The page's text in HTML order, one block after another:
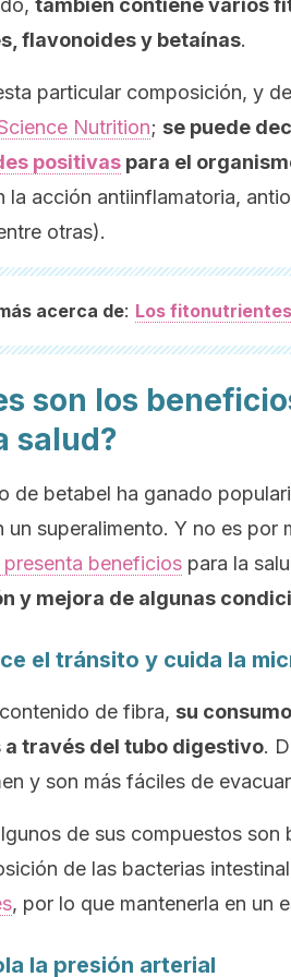
también contiene varios
flavonoides y betaínas.
particular composición, y
Nutrition; se puede
positivas para el
la acción antiinflamatoria,
otras).
acerca de: Los
son los
salud?
de betabel ha ganado
un superalimento. Y no es por
presenta beneficios para la
y mejora de algunas
el tránsito y cuida la
de fibra, su
a través del tubo digestivo.
y son más fáciles de
de sus compuestos son
de las bacterias
, por lo que mantenerla en un
la presión arterial